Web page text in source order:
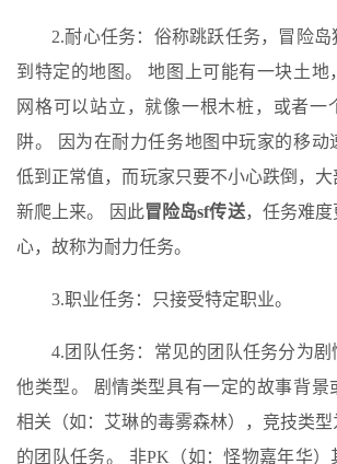
2.耐心任务：俗称跳跃任务，冒险
到特定的地图。 地图上可能有一块土地
网格可以站立，就像一根木桩，或者一
阱。 因为在耐力任务地图中玩家的移动
低到正常值，而玩家只要不小心跌倒，
新爬上来。 因此冒险岛sf传送，任务难
心，故称为耐力任务。
3.职业任务：只接受特定职业。
4.团队任务：常见的团队任务分为
他类型。 剧情类型具有一定的故事背景
相关（如：艾琳的毒雾森林），竞技类型
的团队任务。 非PK（如：怪物嘉年华）